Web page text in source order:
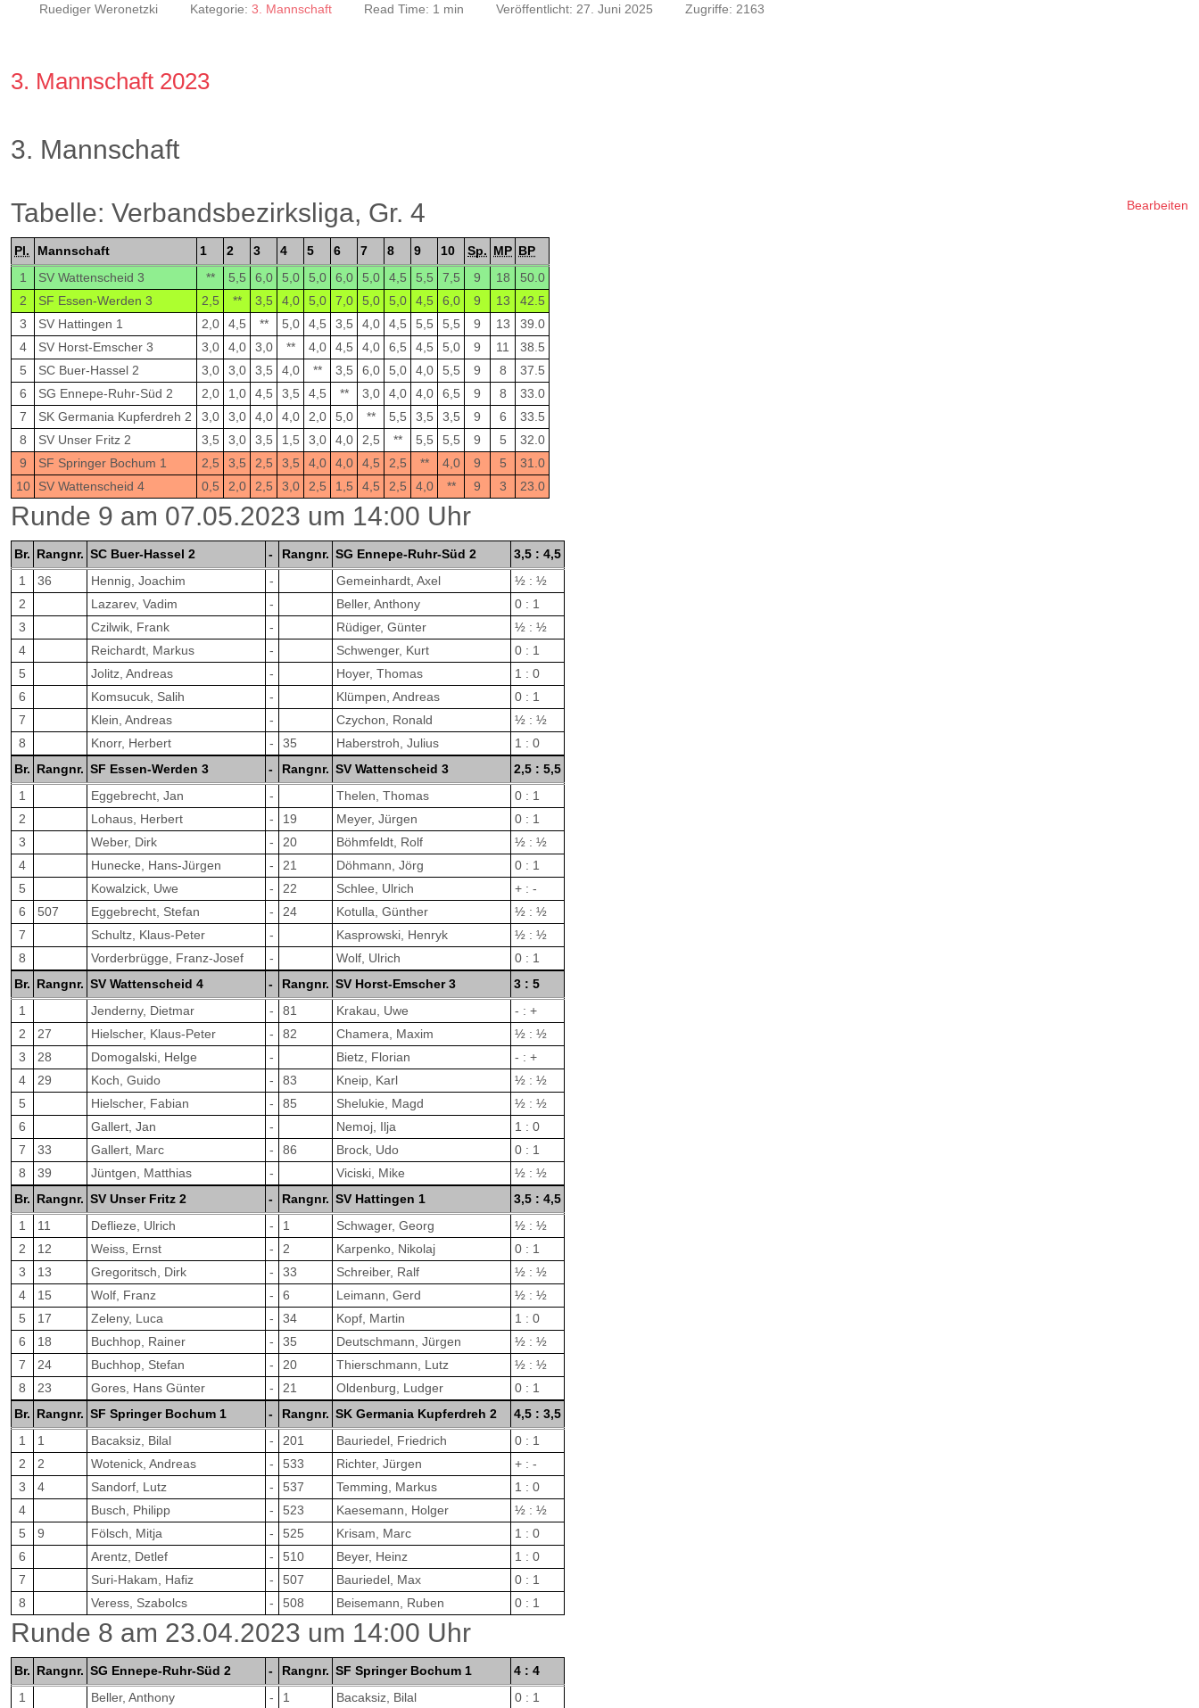
Ruediger Weronetzki Kategorie: 3. Mannschaft Read Time: 1 min Veröffentlicht: 27. Juni 2025 Zugriffe: 2163
3. Mannschaft 2023
3. Mannschaft
Bearbeiten
Tabelle: Verbandsbezirksliga, Gr. 4
Pl. Mannschaft 1 2 3 4 5 6 7 8 9 10 Sp. MP BP
1
SV Wattenscheid 3 ** 5,5 6,0 5,0 5,0 6,0 5,0 4,5 5,5 7,5 9 18
50.0
2
SF Essen-Werden 3 2,5 ** 3,5 4,0 5,0 7,0 5,0 5,0 4,5 6,0 9 13
42.5
3
SV Hattingen 1 2,0 4,5 ** 5,0 4,5 3,5 4,0 4,5 5,5 5,5 9 13
39.0
4
SV Horst-Emscher 3 3,0 4,0 3,0 ** 4,0 4,5 4,0 6,5 4,5 5,0 9 11
38.5
5
SC Buer-Hassel 2 3,0 3,0 3,5 4,0 ** 3,5 6,0 5,0 4,0 5,5 9 8
37.5
6
SG Ennepe-Ruhr-Süd 2 2,0 1,0 4,5 3,5 4,5 ** 3,0 4,0 4,0 6,5 9 8
33.0
7
SK Germania Kupferdreh 2 3,0 3,0 4,0 4,0 2,0 5,0 ** 5,5 3,5 3,5 9 6
33.5
8
SV Unser Fritz 2 3,5 3,0 3,5 1,5 3,0 4,0 2,5 ** 5,5 5,5 9 5
32.0
9
SF Springer Bochum 1 2,5 3,5 2,5 3,5 4,0 4,0 4,5 2,5 ** 4,0 9 5
31.0
10
SV Wattenscheid 4 0,5 2,0 2,5 3,0 2,5 1,5 4,5 2,5 4,0 ** 9 3 23.0
Runde 9 am 07.05.2023 um 14:00 Uhr
Br. Rangnr. SC Buer-Hassel 2 - Rangnr. SG Ennepe-Ruhr-Süd 2
3,5 : 4,5
1
36 Hennig, Joachim - Gemeinhardt, Axel
½ : ½
2
Lazarev, Vadim - Beller, Anthony
0 : 1
3
Czilwik, Frank - Rüdiger, Günter
½ : ½
4
Reichardt, Markus - Schwenger, Kurt
0 : 1
5
Jolitz, Andreas - Hoyer, Thomas
1 : 0
6
Komsucuk, Salih - Klümpen, Andreas
0 : 1
7
Klein, Andreas - Czychon, Ronald
½ : ½
8
Knorr, Herbert - 35 Haberstroh, Julius
1 : 0
Br. Rangnr. SF Essen-Werden 3 - Rangnr. SV Wattenscheid 3
2,5 : 5,5
1
Eggebrecht, Jan - Thelen, Thomas
0 : 1
2
Lohaus, Herbert - 19 Meyer, Jürgen
0 : 1
3
Weber, Dirk - 20 Böhmfeldt, Rolf
½ : ½
4
Hunecke, Hans-Jürgen - 21 Döhmann, Jörg
0 : 1
5
Kowalzick, Uwe - 22 Schlee, Ulrich
+ : -
6
507 Eggebrecht, Stefan - 24 Kotulla, Günther
½ : ½
7
Schultz, Klaus-Peter - Kasprowski, Henryk
½ : ½
8
Vorderbrügge, Franz-Josef - Wolf, Ulrich
0 : 1
Br. Rangnr. SV Wattenscheid 4 - Rangnr. SV Horst-Emscher 3
3 : 5
1
Jenderny, Dietmar - 81 Krakau, Uwe
- : +
2
27 Hielscher, Klaus-Peter - 82 Chamera, Maxim
½ : ½
3
28 Domogalski, Helge - Bietz, Florian
- : +
4
29 Koch, Guido - 83 Kneip, Karl
½ : ½
5
Hielscher, Fabian - 85 Shelukie, Magd
½ : ½
6
Gallert, Jan - Nemoj, Ilja
1 : 0
7
33 Gallert, Marc - 86 Brock, Udo
0 : 1
8
39 Jüntgen, Matthias - Viciski, Mike
½ : ½
Br. Rangnr. SV Unser Fritz 2 - Rangnr. SV Hattingen 1
3,5 : 4,5
1
11 Deflieze, Ulrich - 1 Schwager, Georg
½ : ½
2
12 Weiss, Ernst - 2 Karpenko, Nikolaj
0 : 1
3
13 Gregoritsch, Dirk - 33 Schreiber, Ralf
½ : ½
4
15 Wolf, Franz - 6 Leimann, Gerd
½ : ½
5
17 Zeleny, Luca - 34 Kopf, Martin
1 : 0
6
18 Buchhop, Rainer - 35 Deutschmann, Jürgen
½ : ½
7
24 Buchhop, Stefan - 20 Thierschmann, Lutz
½ : ½
8
23 Gores, Hans Günter - 21 Oldenburg, Ludger
0 : 1
Br. Rangnr. SF Springer Bochum 1 - Rangnr. SK Germania Kupferdreh 2
4,5 : 3,5
1
1 Bacaksiz, Bilal - 201 Bauriedel, Friedrich
0 : 1
2
2 Wotenick, Andreas - 533 Richter, Jürgen
+ : -
3
4 Sandorf, Lutz - 537 Temming, Markus
1 : 0
4
Busch, Philipp - 523 Kaesemann, Holger
½ : ½
5
9 Fölsch, Mitja - 525 Krisam, Marc
1 : 0
6
Arentz, Detlef - 510 Beyer, Heinz
1 : 0
7
Suri-Hakam, Hafiz - 507 Bauriedel, Max
0 : 1
8
Veress, Szabolcs - 508 Beisemann, Ruben 0 : 1
Runde 8 am 23.04.2023 um 14:00 Uhr
Br. Rangnr. SG Ennepe-Ruhr-Süd 2 - Rangnr. SF Springer Bochum 1
4 : 4
1
Beller, Anthony - 1 Bacaksiz, Bilal 0 : 1